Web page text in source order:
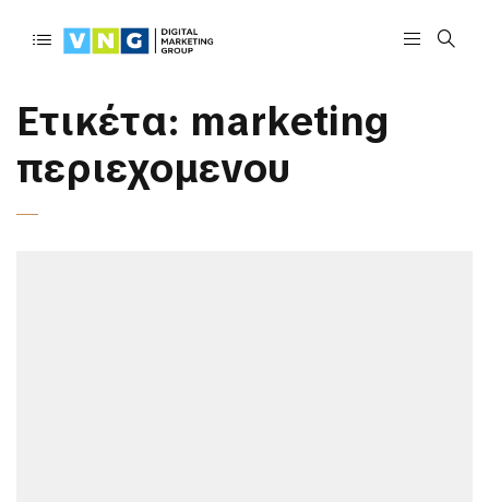
Ετικέτα: marketing
περιεχομενου